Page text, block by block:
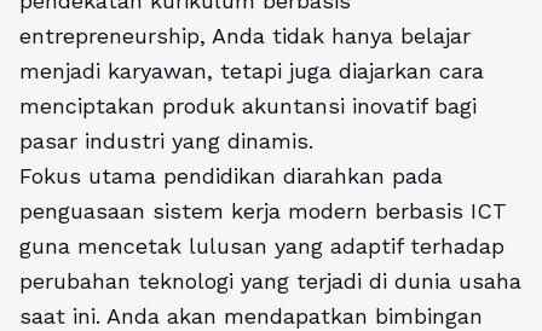
entrepreneurship, Anda tidak hanya belajar
menjadi karyawan, tetapi juga diajarkan cara
menciptakan produk akuntansi inovatif bagi
pasar industri yang dinamis.
Fokus utama pendidikan diarahkan pada
penguasaan sistem kerja modern berbasis ICT
guna mencetak lulusan yang adaptif terhadap
perubahan teknologi yang terjadi di dunia usaha
saat ini. Anda akan mendapatkan bimbingan